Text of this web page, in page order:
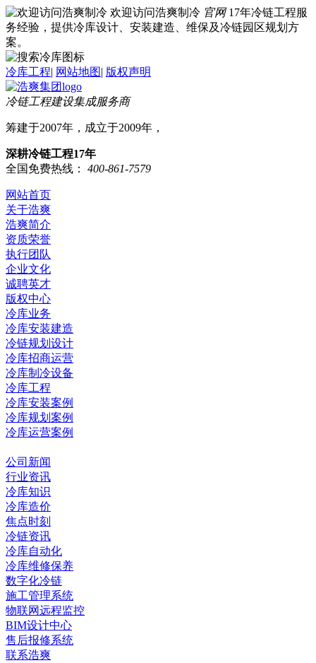
欢迎访问浩爽制冷 官网 17年冷链工程服
务经验，提供冷库设计、安装建造、维保及冷链园区规划方
案。
冷库工程| 网站地图| 版权声明
冷链工程建设集成服务商
筹建于2007年，成立于2009年，
深耕冷链工程17年
全国免费热线：
400-861-7579
网站首页
关于浩爽
浩爽简介
资质荣誉
执行团队
企业文化
诚聘英才
版权中心
冷库业务
冷库安装建造
冷链规划设计
冷库招商运营
冷库制冷设备
冷库工程
冷库安装案例
冷库规划案例
冷库运营案例
公司新闻
行业资讯
冷库知识
冷库造价
焦点时刻
冷链资讯
冷库自动化
冷库维修保养
数字化冷链
施工管理系统
物联网远程监控
BIM设计中心
售后报修系统
联系浩爽